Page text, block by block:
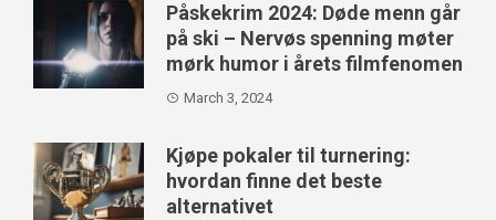
Påskekrim 2024: Døde menn går
på ski – Nervøs spenning møter
mørk humor i årets filmfenomen
March 3, 2024
Kjøpe pokaler til turnering:
hvordan finne det beste
alternativet